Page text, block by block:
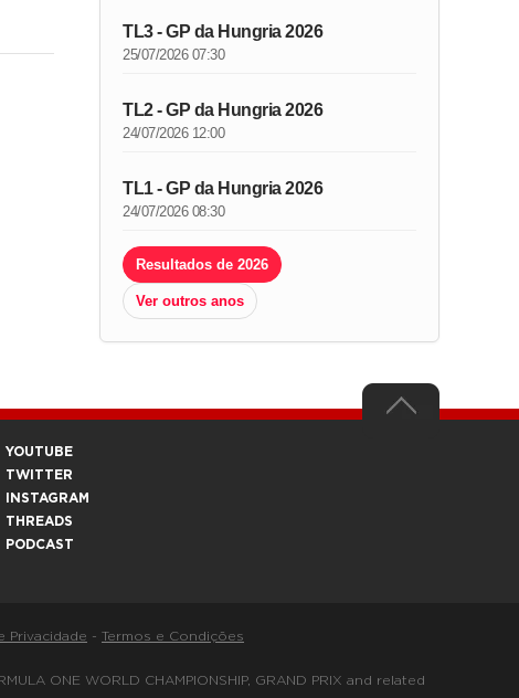
TL3 - GP da Hungria 2026
25/07/2026 07:30
TL2 - GP da Hungria 2026
24/07/2026 12:00
TL1 - GP da Hungria 2026
24/07/2026 08:30
Resultados de 2026
Ver outros anos
YOUTUBE
TWITTER
INSTAGRAM
THREADS
PODCAST
Privacidade - Termos e Condições
ONE WORLD CHAMPIONSHIP, GRAND PRIX and related